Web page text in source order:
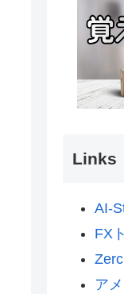
Links
AI-
FX
ア